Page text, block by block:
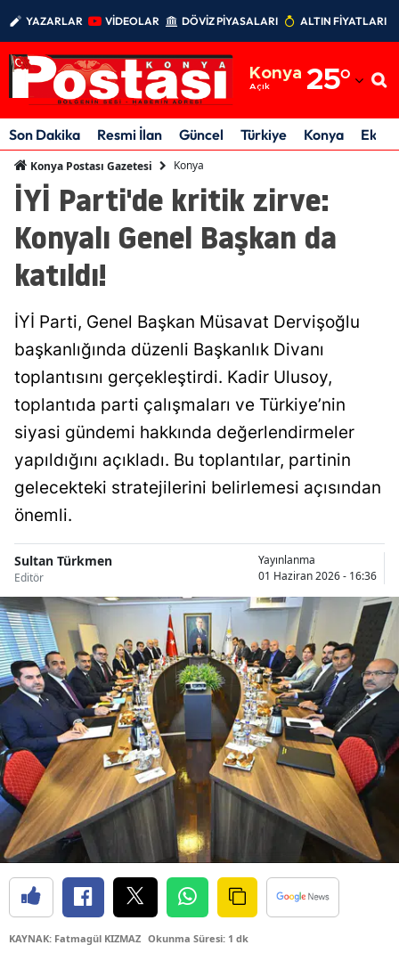
YAZARLAR VİDEOLAR DÖVİZ PİYASALARI ALTIN FİYATLARI
Konya
Açık 25°
Adıyaman
Afyonkarahisar
Amasya
Ankara
Aydın
Balıkesir
Bilecik
Bingöl
Bitlis
Burdur
Bursa
Çanakkale
Çankırı
Çorum
Denizli
Diyarbakır
Edirne
Elazığ
Erzincan
Son Dakika Resmi İlan Güncel Türkiye Konya
Konya Postası Gazetesi Konya
İYİ Parti'de kritik zirve:
Konyalı Genel Başkan da
katıldı!
İYİ Parti, Genel Başkan Müsavat Dervişoğlu
başkanlığında düzenli Başkanlık Divanı
toplantısını gerçekleştirdi. Kadir Ulusoy,
toplantıda parti çalışmaları ve Türkiye’nin
siyasi gündemi hakkında değerlendirmeler
yapıldığını açıkladı. Bu toplantılar, partinin
gelecekteki stratejilerini belirlemesi açısından
önemli.
Sultan Türkmen
Editör
Yayınlanma
01 Haziran 2026 - 16:36
KAYNAK: Fatmagül KIZMAZ Okunma Süresi: 1 dk